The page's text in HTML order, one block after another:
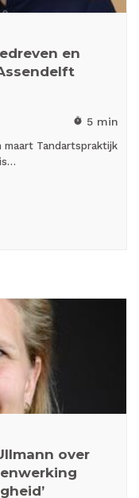
en
timer 5 min
maart Tandartspraktijk
over